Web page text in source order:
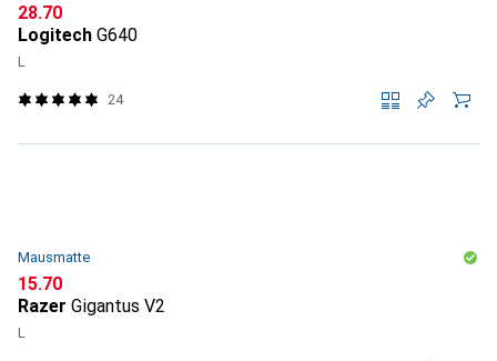
CHF
28.70
Logitech G640
L
24
Mausmatte
CHF
15.70
Razer Gigantus V2
L